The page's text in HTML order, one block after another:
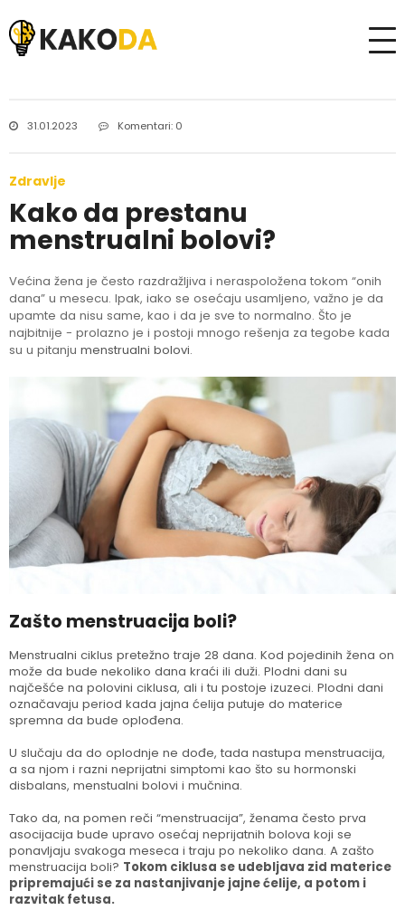
31.01.2023 Komentari: 0
Zdravlje
Kako da prestanu
menstrualni bolovi?
Većina žena je često razdražljiva i neraspoložena tokom “onih
dana” u mesecu. Ipak, iako se osećaju usamljeno, važno je da
upamte da nisu same, kao i da je sve to normalno. Što je
najbitnije - prolazno je i postoji mnogo rešenja za tegobe kada
su u pitanju menstrualni bolovi.
Zašto menstruacija boli?
Menstrualni ciklus pretežno traje 28 dana. Kod pojedinih žena on
može da bude nekoliko dana kraći ili duži. Plodni dani su
najčešće na polovini ciklusa, ali i tu postoje izuzeci. Plodni dani
označavaju period kada jajna ćelija putuje do materice
spremna da bude oplođena.
U slučaju da do oplodnje ne dođe, tada nastupa menstruacija,
a sa njom i razni neprijatni simptomi kao što su hormonski
disbalans, menstualni bolovi i mučnina.
Tako da, na pomen reči “menstruacija”, ženama često prva
asocijacija bude upravo osećaj neprijatnih bolova koji se
ponavljaju svakoga meseca i traju po nekoliko dana. A zašto
menstruacija boli? Tokom ciklusa se udebljava zid materice
pripremajući se za nastanjivanje jajne ćelije, a potom i
razvitak fetusa.